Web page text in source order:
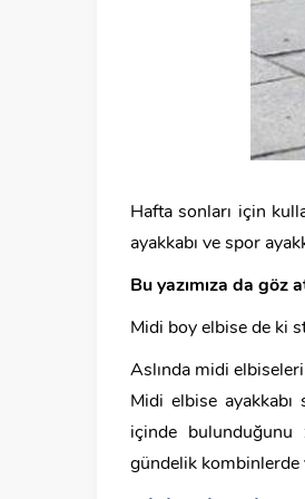
Hafta sonları için
ayakkabı ve spor
Bu yazımıza da göz
Midi boy elbise de ki
Aslında midi
Midi elbise
içinde bulunduğunu
gündelik kombinlerde